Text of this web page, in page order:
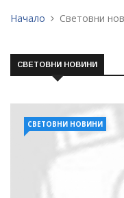
Начало Световни
СВЕТОВНИ НОВИНИ
СВЕТОВНИ НОВИНИ